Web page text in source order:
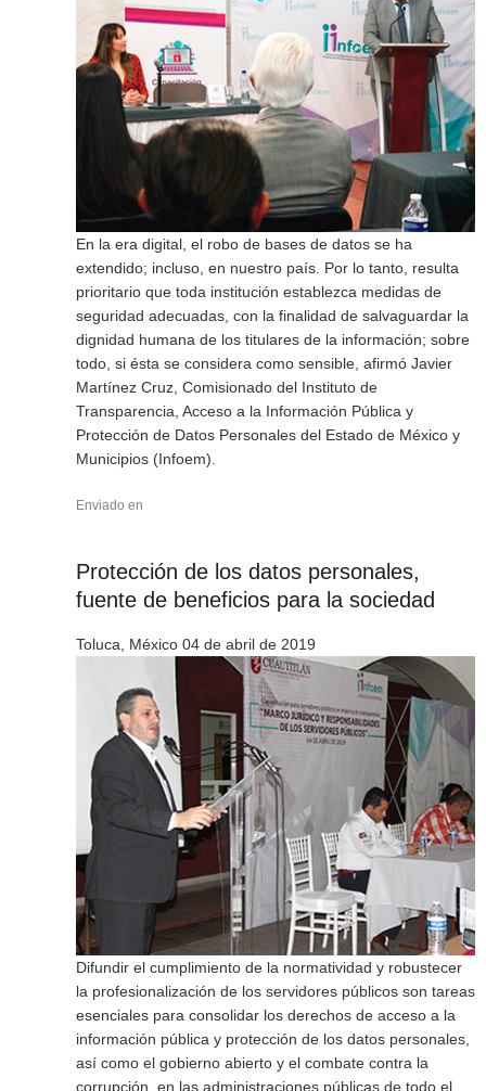
En la era digital, el robo de bases de datos se ha
extendido; incluso, en nuestro país. Por lo tanto, resulta
prioritario que toda institución establezca medidas de
seguridad adecuadas, con la finalidad de salvaguardar la
dignidad humana de los titulares de la información; sobre
todo, si ésta se considera como sensible, afirmó Javier
Martínez Cruz, Comisionado del Instituto de
Transparencia, Acceso a la Información Pública y
Protección de Datos Personales del Estado de México y
Municipios (Infoem).
Enviado en
Protección de los datos personales,
fuente de beneficios para la sociedad
Toluca, México 04 de abril de 2019
Difundir el cumplimiento de la normatividad y robustecer
la profesionalización de los servidores públicos son tareas
esenciales para consolidar los derechos de acceso a la
información pública y protección de los datos personales,
así como el gobierno abierto y el combate contra la
corrupción, en las administraciones públicas de todo el